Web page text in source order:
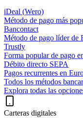
iDeal (Wero)
Método de pago más
Bancontact
Método de pago líder de
Trustly
Forma popular de pago
Débito directo SEPA
Pagos recurrentes en
Todos los métodos
Explora todas las
Carteras digitales